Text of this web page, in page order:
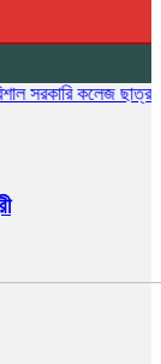
কলেজ ছাত্রদলের